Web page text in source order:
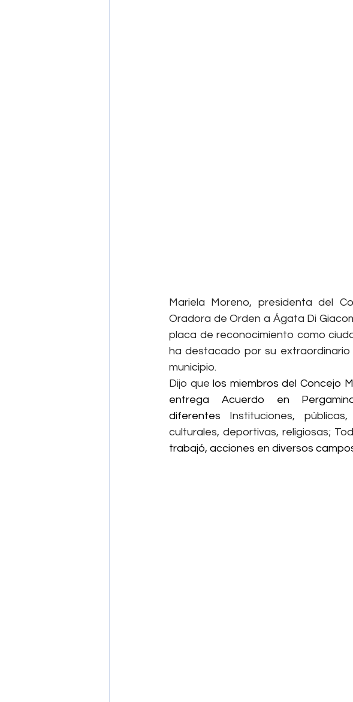
Mariela Moreno, presidenta del
Oradora de Orden a Ágata Di
placa de reconocimiento como
ha destacado por su
municipio.
Dijo que los miembros del Concejo
entrega Acuerdo en
diferentes Instituciones,
culturales, deportivas, religiosas;
trabajó, acciones en diversos